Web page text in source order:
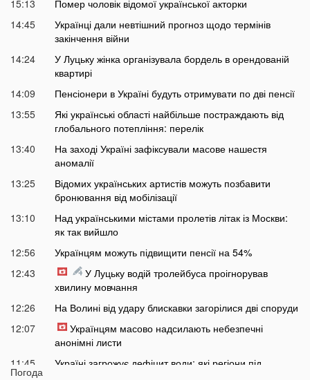
15:13
Помер чоловік відомої української акторки
14:45
Українці дали невтішний прогноз щодо термінів
закінчення війни
14:24
У Луцьку жінка організувала бордель в орендованій
квартирі
14:09
Пенсіонери в Україні будуть отримувати по дві пенсії
13:55
Які українські області найбільше постраждають від
глобального потепління: перелік
13:40
На заході Україні зафіксували масове нашестя
аномалії
13:25
Відомих українських артистів можуть позбавити
бронювання від мобілізації
13:10
Над українськими містами пролетів літак із Москви:
як так вийшло
12:56
Українцям можуть підвищити пенсії на 54%
12:43
У Луцьку водій тролейбуса проігнорував
хвилину мовчання
12:26
На Волині від удару блискавки загорілися дві споруди
12:07
Українцям масово надсилають небезпечні
анонімні листи
11:45
Україні загрожує дефіцит води: які регіони під
Погода